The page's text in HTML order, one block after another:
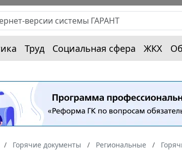
Труд Социальная сфера ЖКХ
Горячие документы Региональные